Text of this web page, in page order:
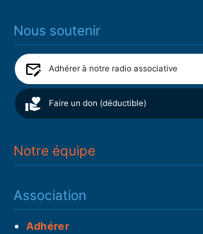
Nous soutenir
Adhérer à notre radio associative
Faire un don (déductible)
Notre équipe
Association
Adhérer